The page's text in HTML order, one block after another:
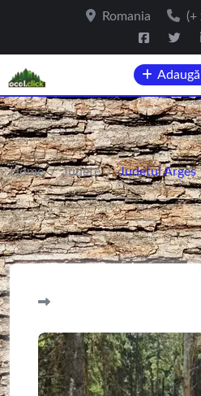
Romania (+
Home / Județe / Județul Argeș